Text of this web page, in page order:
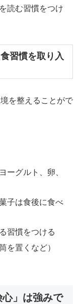
読む習慣をつけ
習慣を取り入
を整えることがで
ーグルト、卵、
子は食後に食べ
習慣をつける
を置くなど）
」は強みで